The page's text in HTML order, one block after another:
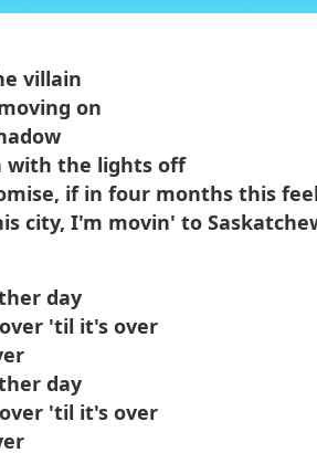
villain
on
with the lights off
if in four months this
city, I'm movin' to
day
'til it's over
day
'til it's over